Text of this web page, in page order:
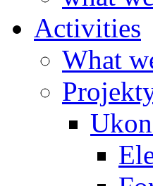
Activities
What